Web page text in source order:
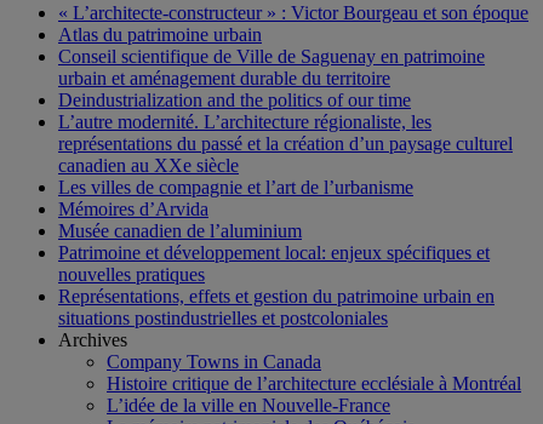
« L’architecte-constructeur » : Victor Bourgeau et son époque
Atlas du patrimoine urbain
Conseil scientifique de Ville de Saguenay en patrimoine
urbain et aménagement durable du territoire
Deindustrialization and the politics of our time
L’autre modernité. L’architecture régionaliste, les
représentations du passé et la création d’un paysage culturel
canadien au XXe siècle
Les villes de compagnie et l’art de l’urbanisme
Mémoires d’Arvida
Musée canadien de l’aluminium
Patrimoine et développement local: enjeux spécifiques et
nouvelles pratiques
Représentations, effets et gestion du patrimoine urbain en
situations postindustrielles et postcoloniales
Archives
Company Towns in Canada
Histoire critique de l’architecture ecclésiale à Montréal
L’idée de la ville en Nouvelle-France